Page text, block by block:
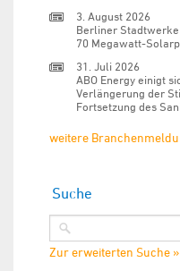
3. August 2026
Berliner
70 Megawatt-
31. Juli 2026
ABO Energy einigt
Verlängerung der
Fortsetzung des
weitere
Suche
Zur erweiterten Suche »